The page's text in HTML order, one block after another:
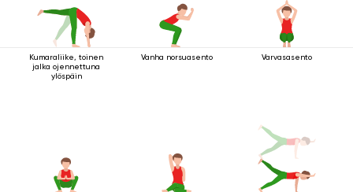
Kumaraliike, toinen
jalka ojennettuna
ylöspäin
Vanha norsuasento Varvasasento